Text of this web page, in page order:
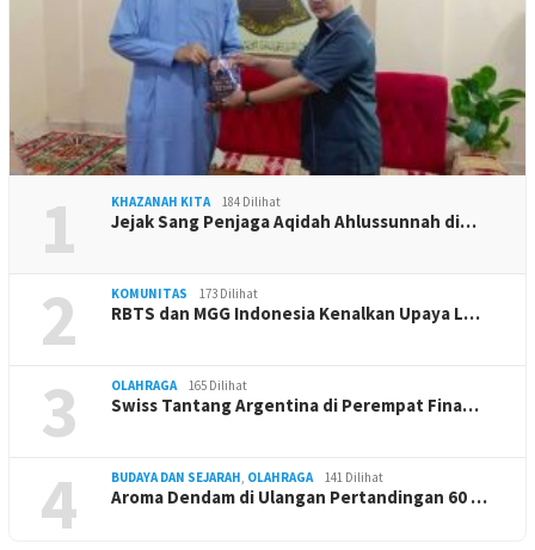
1 KHAZANAH KITA 184 Dilihat
Jejak Sang Penjaga Aqidah Ahlussunnah di…
2 KOMUNITAS 173 Dilihat
RBTS dan MGG Indonesia Kenalkan Upaya L…
3 OLAHRAGA 165 Dilihat
Swiss Tantang Argentina di Perempat Fina…
4 BUDAYA DAN SEJARAH, OLAHRAGA 141 Dilihat
Aroma Dendam di Ulangan Pertandingan 60 …